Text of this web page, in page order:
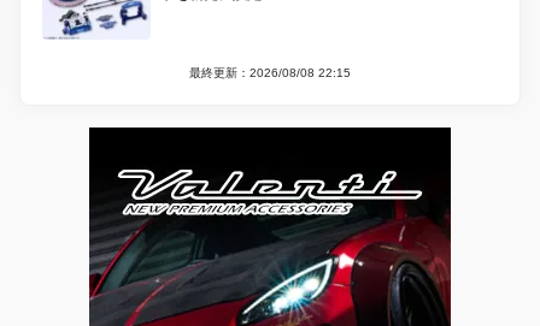
最終更新：2026/08/08 22:15